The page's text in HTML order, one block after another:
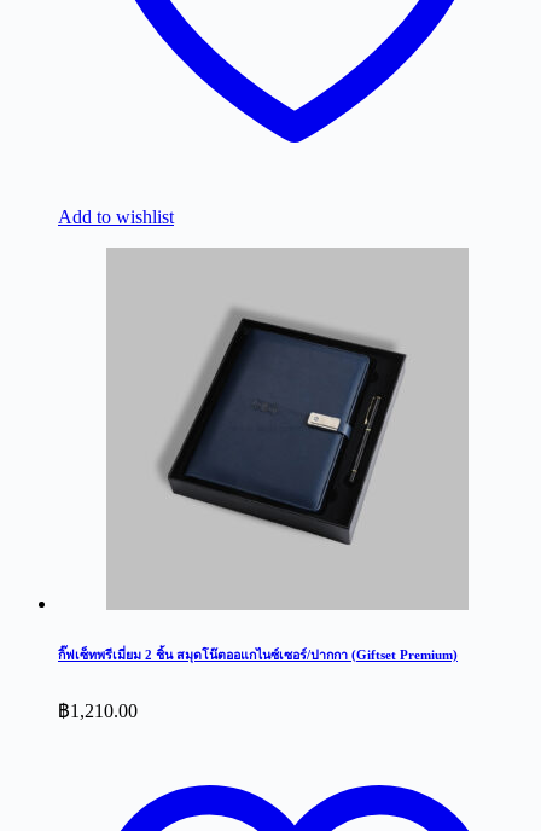
Add to wishlist
กิ๊ฟเซ็ทพรีเมี่ยม 2 ชิ้น สมุดโน๊ตออแกไนซ์เซอร์/ปากกา (Giftset Premium)
฿1,210.00